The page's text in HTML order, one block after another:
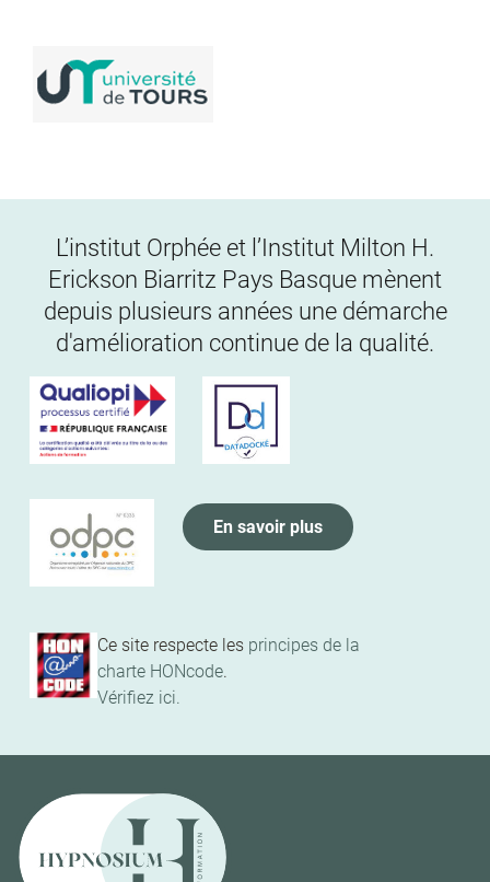
L’institut Orphée et l’Institut Milton H.
Erickson Biarritz Pays Basque mènent
depuis plusieurs années une démarche
d'amélioration continue de la qualité.
Ce site respecte les principes de la
charte HONcode.
Vérifiez ici.
En savoir plus